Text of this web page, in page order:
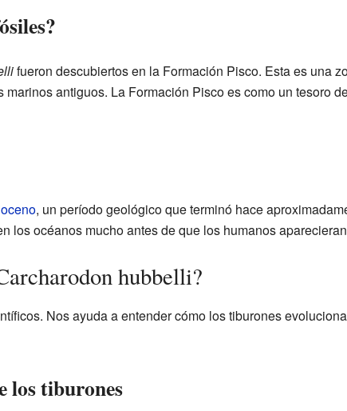
fueron descubiertos en la Formación Pisco. Esta es una
antiguos. La Formación Pisco es como un tesoro
, un período geológico que terminó hace
los océanos mucho antes de que los humanos
hubbelli?
Nos ayuda a entender cómo los tiburones
los tiburones